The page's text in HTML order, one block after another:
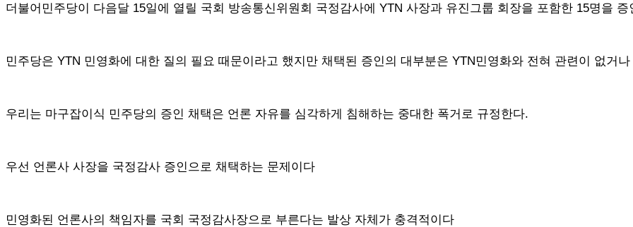
더불어민주당이 다음달 15일에 열릴 국회 방송통신위원회 국정감사에 YTN 사장과 유진그룹 회장을 포함한 15명을
민주당은 YTN 민영화에 대한 질의 필요 때문이라고 했지만 채택된 증인의 대부분은 YTN민영화와 전혀 관련이 없거
우리는 마구잡이식 민주당의 증인 채택은 언론 자유를 심각하게 침해하는 중대한 폭거로 규정한다.
우선 언론사 사장을 국정감사 증인으로 채택하는 문제이다
민영화된 언론사의 책임자를 국회 국정감사장으로 부른다는 발상 자체가 충격적이다